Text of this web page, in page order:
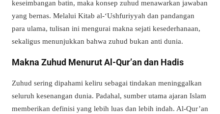
keseimbangan batin, maka konsep zuhud menawarkan jawaban
yang bernas. Melalui Kitab al-‘Ushfuriyyah dan pandangan
para ulama, tulisan ini mengurai makna sejati kesederhanaan,
sekaligus menunjukkan bahwa zuhud bukan anti dunia.
Makna Zuhud Menurut Al-Qur’an dan Hadis
Zuhud sering dipahami keliru sebagai tindakan meninggalkan
seluruh kesenangan dunia. Padahal, sumber utama ajaran Islam
memberikan definisi yang lebih luas dan lebih indah. Al-Qur’an